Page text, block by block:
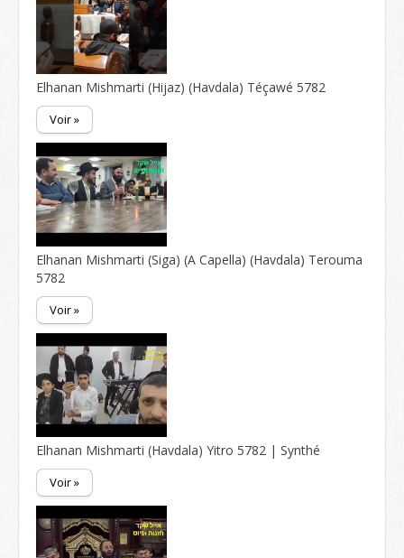
Elhanan Mishmarti (Hijaz) (Havdala) Téçawé 5782
Voir »
Elhanan Mishmarti (Siga) (A Capella) (Havdala) Terouma
5782
Voir »
Elhanan Mishmarti (Havdala) Yitro 5782 | Synthé
Voir »